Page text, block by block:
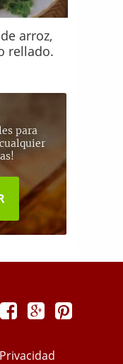
arroz,
rellado.
para